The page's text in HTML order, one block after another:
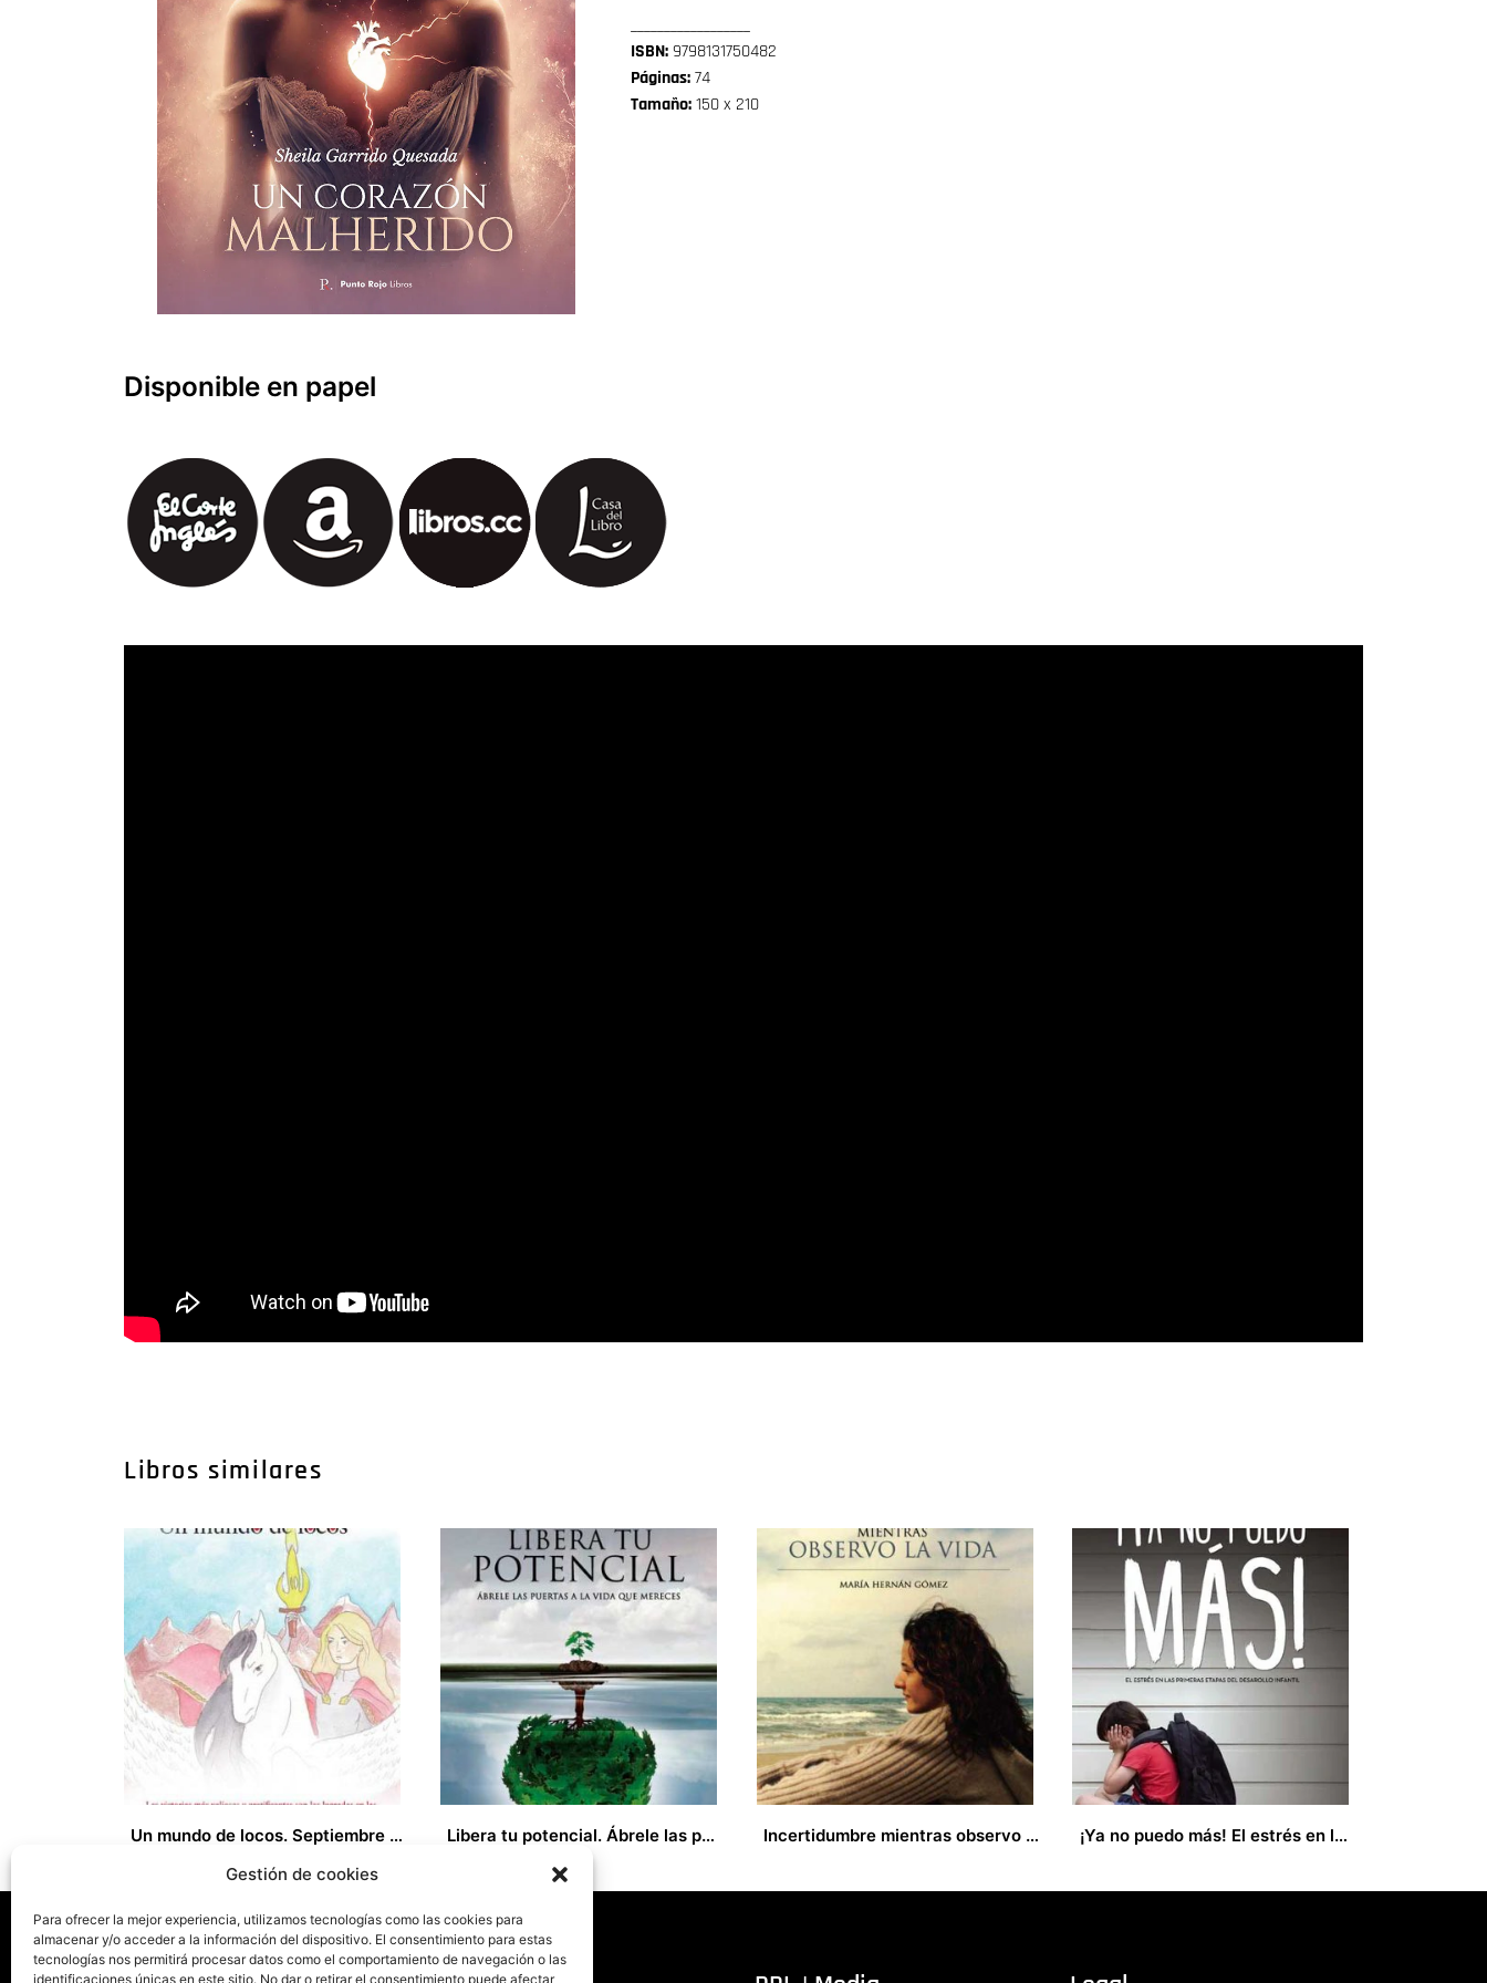
Gestión de cookies
Para ofrecer la mejor experiencia, utilizamos tecnologías como las cookies para
almacenar y/o acceder a la información del dispositivo. El consentimiento para estas
tecnologías nos permitirá procesar datos como el comportamiento de navegación o las
identificaciones únicas en este sitio. No dar o retirar el consentimiento puede afectar
ISBN:9798131750482
Páginas:74
Tamaño:150 x 210
Disponible en papel
Libros similares
Un mundo de locos. Septiembre 2015 al Junio 2019 Libera tu potencial. Ábrele las puertas a la vida que mereces Incertidumbre mientras observo la vida ¡Ya no puedo más! El estrés en las primeras etapas del desarrollo infantil. Escuelas para padres